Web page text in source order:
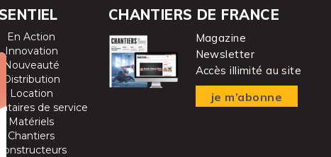
En Action
Innovation
Nouveauté
Distribution
Location
de service
Matériels
Chantiers
Constructeurs
CHANTIERS DE FRANCE
Magazine
Newsletter
Accès illimité au site
je m’abonne